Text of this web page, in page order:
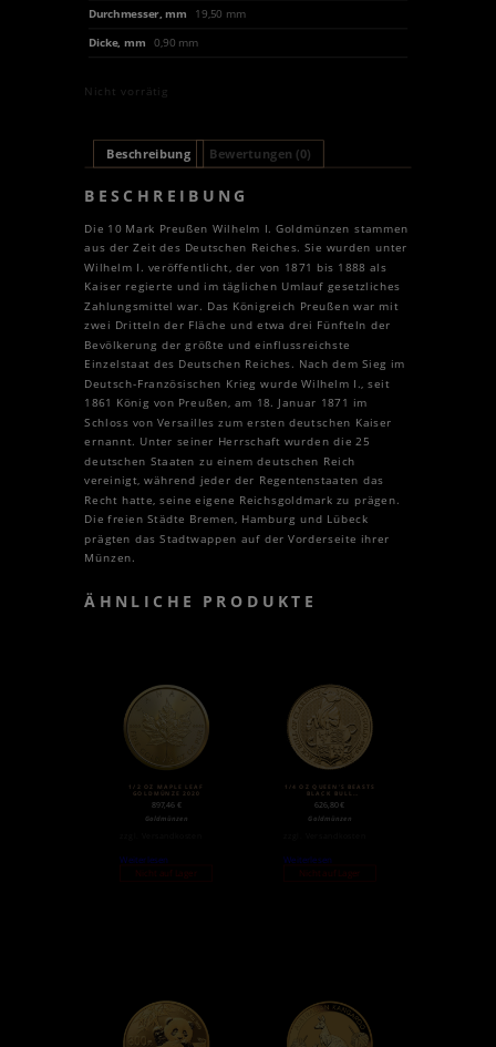
Durchmesser, mm
19,50 mm
Dicke, mm
0,90 mm
Nicht vorrätig
Beschreibung Bewertungen (0)
BESCHREIBUNG
Die 10 Mark Preußen Wilhelm I. Goldmünzen stammen
aus der Zeit des Deutschen Reiches. Sie wurden unter
Wilhelm I. veröffentlicht, der von 1871 bis 1888 als
Kaiser regierte und im täglichen Umlauf gesetzliches
Zahlungsmittel war. Das Königreich Preußen war mit
zwei Dritteln der Fläche und etwa drei Fünfteln der
Bevölkerung der größte und einflussreichste
Einzelstaat des Deutschen Reiches. Nach dem Sieg im
Deutsch-Französischen Krieg wurde Wilhelm I., seit
1861 König von Preußen, am 18. Januar 1871 im
Schloss von Versailles zum ersten deutschen Kaiser
ernannt. Unter seiner Herrschaft wurden die 25
deutschen Staaten zu einem deutschen Reich
vereinigt, während jeder der Regentenstaaten das
Recht hatte, seine eigene Reichsgoldmark zu prägen.
Die freien Städte Bremen, Hamburg und Lübeck
prägten das Stadtwappen auf der Vorderseite ihrer
Münzen.
ÄHNLICHE PRODUKTE
1/2 OZ MAPLE LEAF
GOLDMÜNZE 2020
897,46 €
Goldmünzen
Weiterlesen
Nicht auf Lager
1/4 OZ QUEEN’S BEASTS
BLACK BULL
626,80€
Goldmünzen
Weiterlesen
Nicht auf Lager